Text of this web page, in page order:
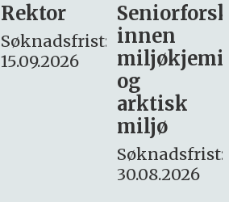
Seniorforsker
innen
miljøkjemi
søker
– fast
Søknadsfrist:
16. august.